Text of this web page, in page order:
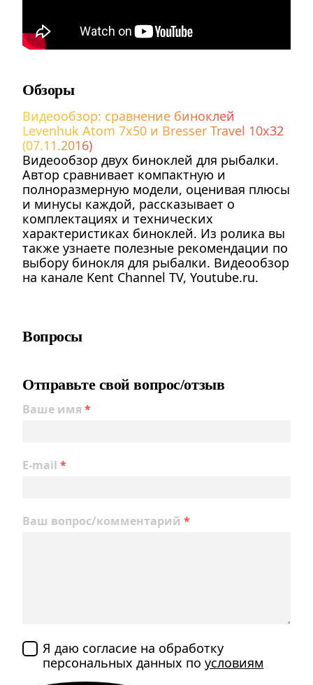
Обзоры
Видеообзор: сравнение биноклей
Levenhuk Atom 7x50 и Bresser Travel 10x32
(07.11.2016)
Видеообзор двух биноклей для рыбалки.
Автор сравнивает компактную и
полноразмерную модели, оценивая плюсы
и минусы каждой, рассказывает о
комплектациях и технических
характеристиках биноклей. Из ролика вы
также узнаете полезные рекомендации по
выбору бинокля для рыбалки. Видеообзор
на канале Kent Channel TV, Youtube.ru.
Вопросы
Отправьте свой вопрос/отзыв
Ваше имя *
E-mail *
Ваш вопрос/комментарий *
Я даю согласие на обработку
персональных данных поусловиям